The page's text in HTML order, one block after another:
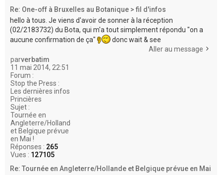
Re: One-off à Bruxelles au Botanique > fil d'infos
hello à tous. Je viens d'avoir de sonner à la réception
(02/2183732) du Bota, qui m'a tout simplement répondu "on a
aucune confirmation de ça"
donc wait & see
Aller au message
parverbatim
11 mai 2014, 22:51
Forum :
Stop the Press :
Les dernières infos
Princières
Sujet :
Tournée en
Angleterre/Hollande
et Belgique prévue
en Mai !
Réponses : 265
Vues : 127105
Re: Tournée en Angleterre/Hollande et Belgique prévue en Mai